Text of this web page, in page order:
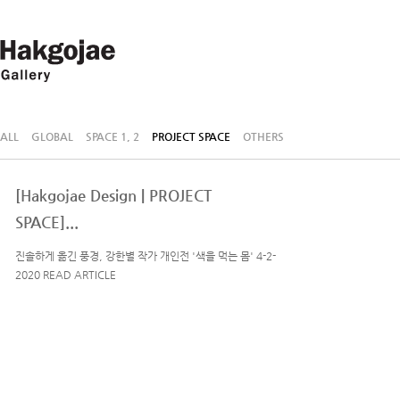
ALL GLOBAL SPACE 1, 2 PROJECT SPACE OTHERS
[Hakgojae Design | PROJECT
SPACE]...
진솔하게 옮긴 풍경, 강한별 작가 개인전 '색을 먹는 몸' 4-2-
2020 READ ARTICLE